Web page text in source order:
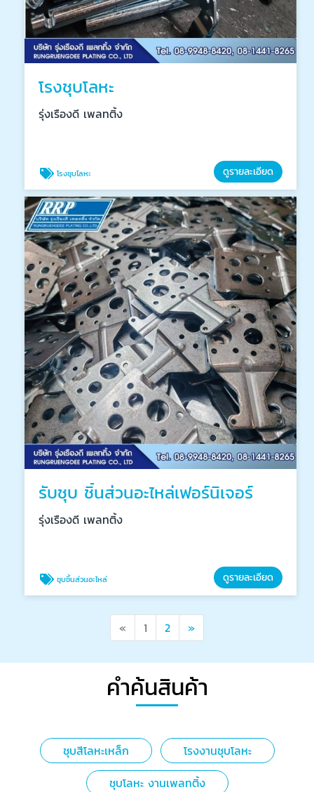
โรงชุบโลหะ
รุ่งเรืองดี เพลทติ้ง
โรงชุบโลหะ ดูรายละเอียด
รับชุบ ชิ้นส่วนอะไหล่เฟอร์นิเจอร์
รุ่งเรืองดี เพลทติ้ง
ชุบชิ้นส่วนอะไหล่ ดูรายละเอียด
« Previous
1 2 »Next
คำค้นสินค้า
ชุบสีโลหะเหล็ก
โรงงานชุบโลหะ
ชุบโลหะ งานเพลทติ้ง